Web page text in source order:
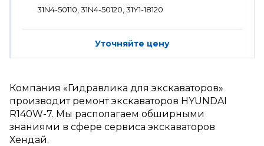
31N4-50110, 31N4-50120, 31Y1-18120
Уточняйте цену
Компания «Гидравлика для экскаваторов»
производит ремонт экскаваторов HYUNDAI
R140W-7. Мы располагаем обширными
знаниями в сфере сервиса экскаваторов
Хендай.